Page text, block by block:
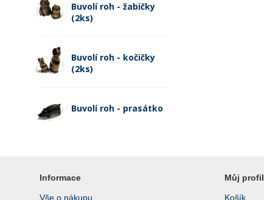
Buvolí roh - žabičky
(2ks)
Buvolí roh - kočičky
(2ks)
Buvolí roh - prasátko
Informace
Vše o nákupu
Můj profil
Košík